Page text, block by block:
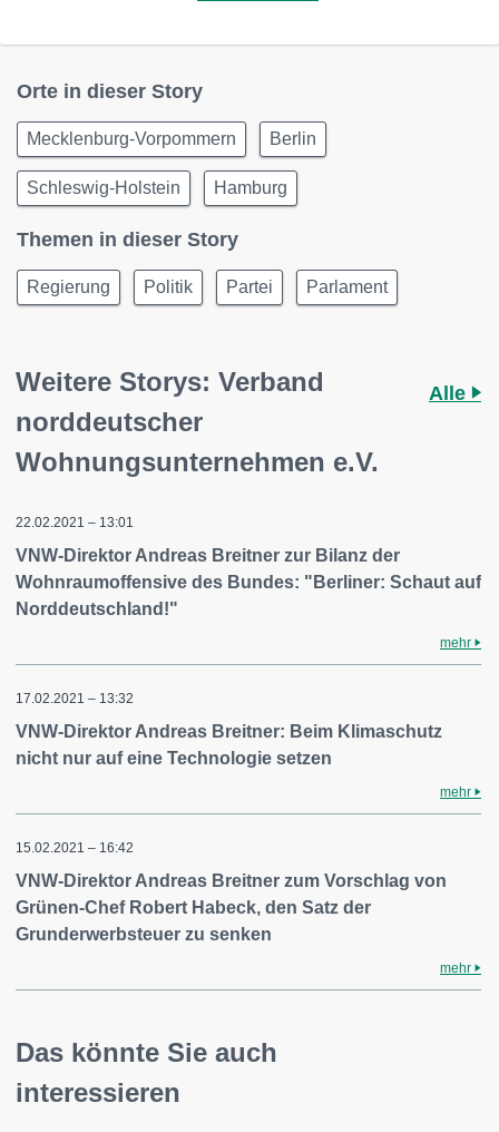
Orte in dieser Story
Mecklenburg-Vorpommern Berlin
Schleswig-Holstein Hamburg
Themen in dieser Story
Regierung Politik Partei Parlament
Weitere Storys: Verband
norddeutscher
Wohnungsunternehmen e.V.
Alle
22.02.2021 – 13:01
VNW-Direktor Andreas Breitner zur Bilanz der
Wohnraumoffensive des Bundes: "Berliner: Schaut auf
Norddeutschland!"
mehr
17.02.2021 – 13:32
VNW-Direktor Andreas Breitner: Beim Klimaschutz
nicht nur auf eine Technologie setzen
mehr
15.02.2021 – 16:42
VNW-Direktor Andreas Breitner zum Vorschlag von
Grünen-Chef Robert Habeck, den Satz der
Grunderwerbsteuer zu senken
mehr
Das könnte Sie auch
interessieren